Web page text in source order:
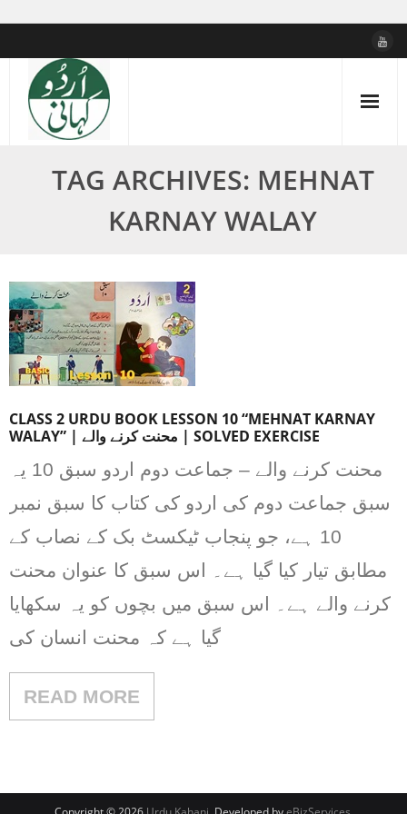
content
TAG ARCHIVES: MEHNAT
KARNAY WALAY
CLASS 2 URDU BOOK LESSON 10 “MEHNAT KARNAY
WALAY” | محنت کرنے والے | SOLVED EXERCISE
محنت کرنے والے – جماعت دوم اردو سبق 10 یہ
سبق جماعت دوم کی اردو کی کتاب کا سبق نمبر
10 ہے، جو پنجاب ٹیکسٹ بک کے نصاب کے
مطابق تیار کیا گیا ہے۔ اس سبق کا عنوان محنت
کرنے والے ہے۔ اس سبق میں بچوں کو یہ سکھایا
گیا ہے کہ محنت انسان کی
READ MORE